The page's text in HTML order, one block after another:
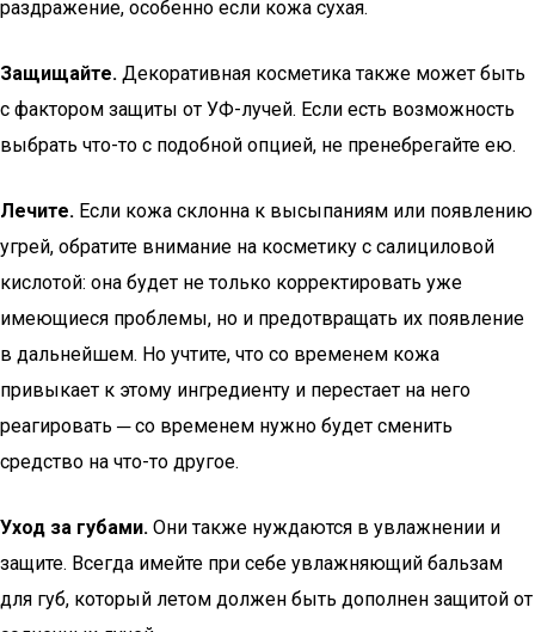
раздражение, особенно если кожа сухая.
Защищайте. Декоративная косметика также может быть
с фактором защиты от УФ-лучей. Если есть возможность
выбрать что-то с подобной опцией, не пренебрегайте ею.
Лечите. Если кожа склонна к высыпаниям или появлению
угрей, обратите внимание на косметику с салициловой
кислотой: она будет не только корректировать уже
имеющиеся проблемы, но и предотвращать их появление
в дальнейшем. Но учтите, что со временем кожа
привыкает к этому ингредиенту и перестает на него
реагировать ─ со временем нужно будет сменить
средство на что-то другое.
Уход за губами. Они также нуждаются в увлажнении и
защите. Всегда имейте при себе увлажняющий бальзам
для губ, который летом должен быть дополнен защитой от